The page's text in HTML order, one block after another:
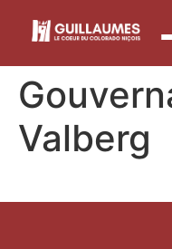
principal
Valberg